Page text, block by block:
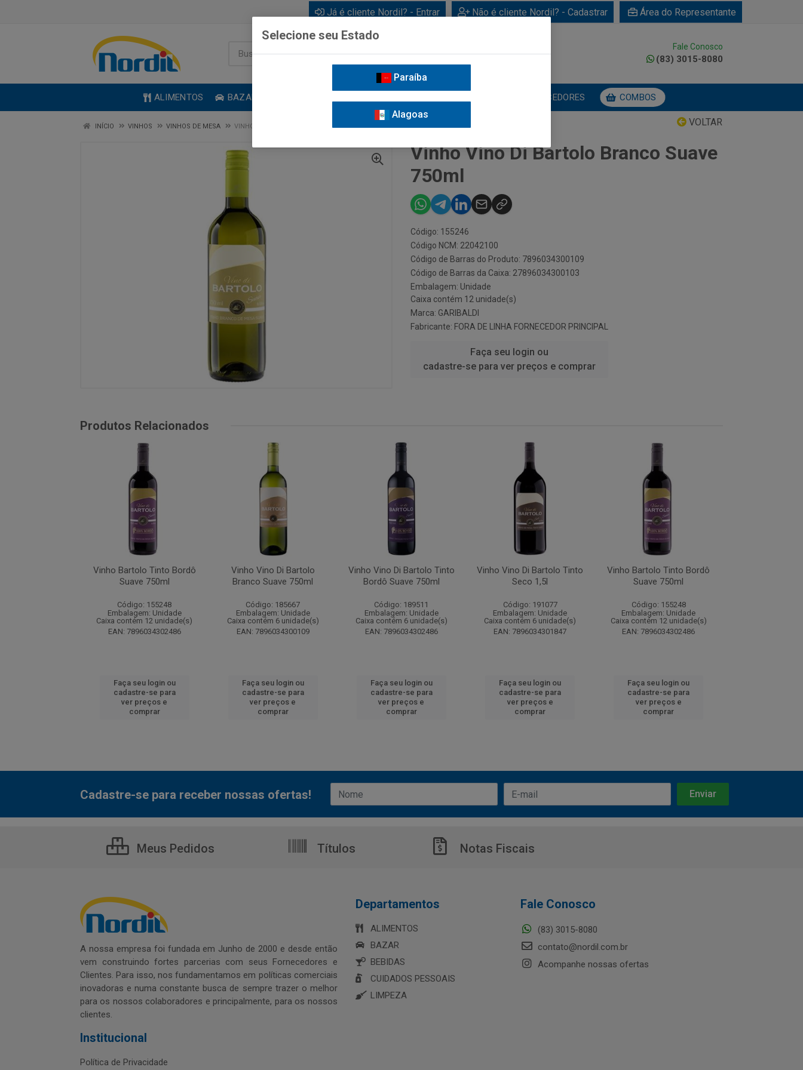
Já é cliente Nordil? - Entrar Não é cliente Nordil? - Cadastrar Área do Representante
Fale Conosco
(83) 3015-8080
ALIMENTOS BAZAR FORNECEDORES COMBOS
VOLTAR
INÍCIO VINHOS VINHOS DE MESA VINHO VINO DI BARTOLO BRANCO SUAVE 750ML
Vinho Vino Di Bartolo Branco Suave
750ml
Código: 155246
Código NCM: 22042100
Código de Barras do Produto: 7896034300109
Código de Barras da Caixa: 27896034300103
Embalagem: Unidade
Caixa contém 12 unidade(s)
Marca: GARIBALDI
Fabricante: FORA DE LINHA FORNECEDOR PRINCIPAL
Faça seu login ou
cadastre-se para ver preços e comprar
Produtos Relacionados
Vinho Bartolo Tinto Bordô
Suave 750ml
Código: 155248
Embalagem: Unidade
Caixa contém 12 unidade(s)
EAN: 7896034302486
Faça seu login ou
cadastre-se para
ver preços e
comprar
Vinho Vino Di Bartolo
Branco Suave 750ml
Código: 185667
Embalagem: Unidade
Caixa contém 6 unidade(s)
EAN: 7896034300109
Faça seu login ou
cadastre-se para
ver preços e
comprar
Vinho Vino Di Bartolo Tinto
Bordô Suave 750ml
Código: 189511
Embalagem: Unidade
Caixa contém 6 unidade(s)
EAN: 7896034302486
Faça seu login ou
cadastre-se para
ver preços e
comprar
Vinho Vino Di Bartolo Tinto
Seco 1,5l
Código: 191077
Embalagem: Unidade
Caixa contém 6 unidade(s)
EAN: 7896034301847
Faça seu login ou
cadastre-se para
ver preços e
comprar
Vinho Bartolo Tinto Bordô
Suave 750ml
Código: 155248
Embalagem: Unidade
Caixa contém 12 unidade(s)
EAN: 7896034302486
Faça seu login ou
cadastre-se para
ver preços e
comprar
Cadastre-se para receber nossas ofertas!
Meus Pedidos Títulos Notas Fiscais
A nossa empresa foi fundada em Junho de 2000 e desde então
vem construindo fortes parcerias com seus Fornecedores e
Clientes. Para isso, nos fundamentamos em políticas comerciais
inovadoras e numa constante busca de sempre trazer o melhor
para os nossos colaboradores e principalmente, para os nossos
clientes.
Institucional
Política de Privacidade
Departamentos
ALIMENTOS
BAZAR
BEBIDAS
CUIDADOS PESSOAIS
LIMPEZA
Fale Conosco
(83) 3015-8080
contato@nordil.com.br
Acompanhe nossas ofertas
Selecione seu Estado
Paraíba
Alagoas